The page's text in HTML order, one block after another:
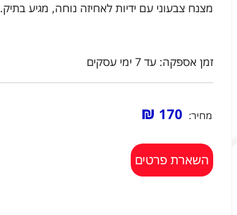
מצנח צבעוני עם ידיות לאחיזה נוחה, מגיע בתיק.
זמן אספקה: עד 7 ימי עסקים
מחיר: 170
₪
השארת פרטים